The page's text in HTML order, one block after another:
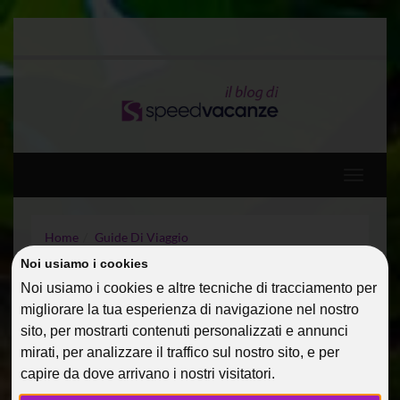
Noi usiamo i cookies
Noi usiamo i cookies e altre tecniche di tracciamento per
migliorare la tua esperienza di navigazione nel nostro
sito, per mostrarti contenuti personalizzati e annunci
mirati, per analizzare il traffico sul nostro sito, e per
capire da dove arrivano i nostri visitatori.
Home
Guide Di Viaggio
SAN SILVESTRO – UN
CAPODANNO IN GIRO PER
IL MONDO